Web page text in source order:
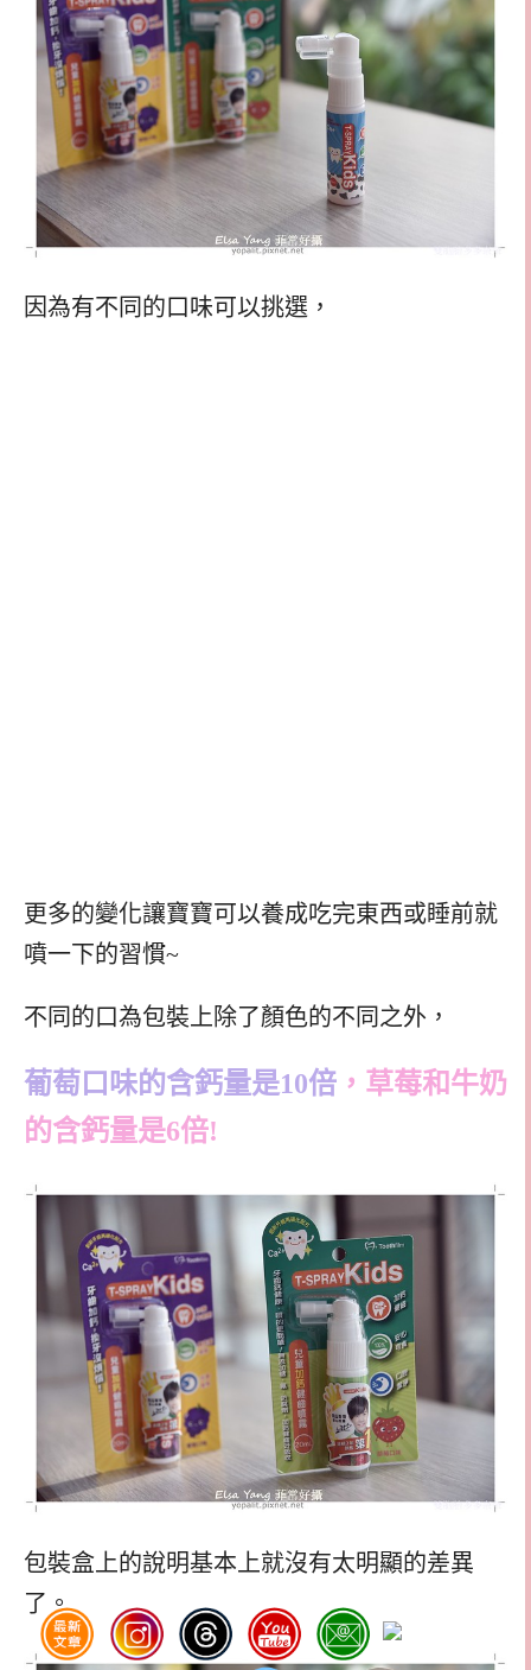
因為有不同的口味可以挑選，
更多的變化讓寶寶可以養成吃完東西或睡前就
噴一下的習慣~
不同的口為包裝上除了顏色的不同之外，
葡萄口味的含鈣量是10倍 ，草莓和牛奶
的含鈣量是6倍!
包裝盒上的說明基本上就沒有太明顯的差異
了。